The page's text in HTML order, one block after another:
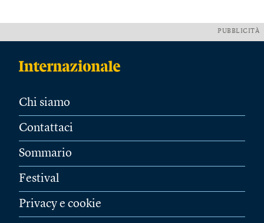
PUBBLICITÀ
Chi siamo
Contattaci
Sommario
Festival
Privacy e cookie